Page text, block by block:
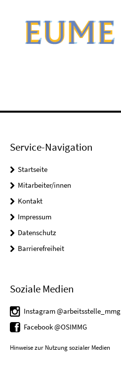
Service-Navigation
Startseite
Mitarbeiter/innen
Kontakt
Impressum
Datenschutz
Barrierefreiheit
Soziale Medien
Instagram @arbeitsstelle_mmg
Facebook @OSIMMG
Hinweise zur Nutzung sozialer Medien